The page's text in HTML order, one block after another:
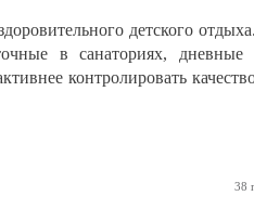
детского
в санаториях, дневные
контролировать
38